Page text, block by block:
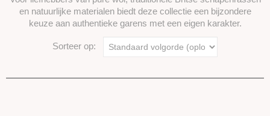
Bamboe
Naturel garen
en natuurlijke materialen biedt deze collectie een bijzondere
keuze aan authentieke garens met een eigen karakter.
Sorteer op: